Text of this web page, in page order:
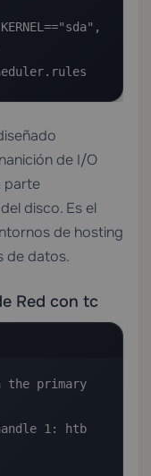
de I/O
parte
disco. Es el
de hosting
de datos.
Red con tc
the primary
1: htb